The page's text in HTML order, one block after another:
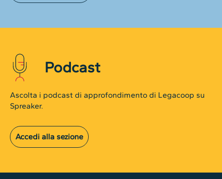
Podcast
Ascolta i podcast di approfondimento di Legacoop su
Spreaker.
Accedi alla sezione